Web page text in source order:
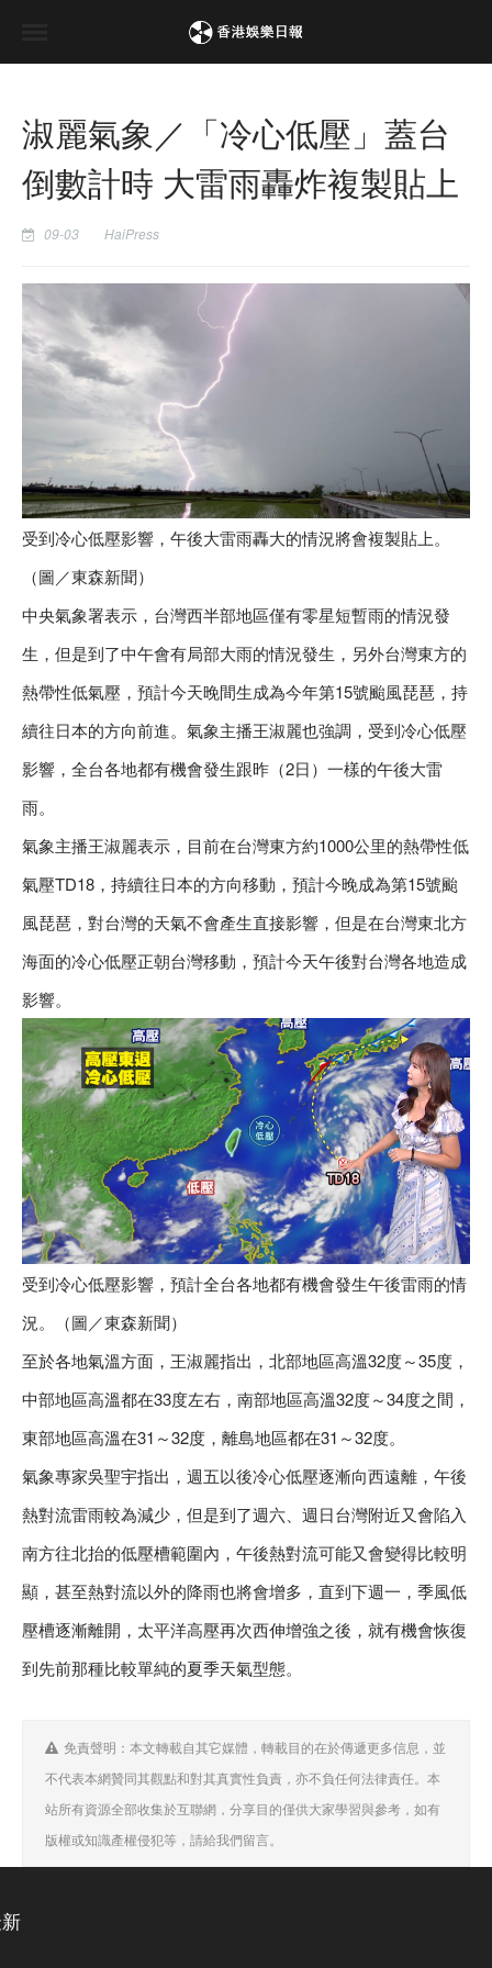
淑麗氣象／「冷心低壓」蓋台
倒數計時 大雷雨轟炸複製貼上
09-03 HaiPress
受到冷心低壓影響，午後大雷雨轟大的情況將會複製貼上。
（圖／東森新聞）
中央氣象署表示，台灣西半部地區僅有零星短暫雨的情況發
生，但是到了中午會有局部大雨的情況發生，另外台灣東方的
熱帶性低氣壓，預計今天晚間生成為今年第15號颱風琵琶，持
續往日本的方向前進。氣象主播王淑麗也強調，受到冷心低壓
影響，全台各地都有機會發生跟昨（2日）一樣的午後大雷
雨。
氣象主播王淑麗表示，目前在台灣東方約1000公里的熱帶性低
氣壓TD18，持續往日本的方向移動，預計今晚成為第15號颱
風琵琶，對台灣的天氣不會產生直接影響，但是在台灣東北方
海面的冷心低壓正朝台灣移動，預計今天午後對台灣各地造成
影響。
受到冷心低壓影響，預計全台各地都有機會發生午後雷雨的情
況。（圖／東森新聞）
至於各地氣溫方面，王淑麗指出，北部地區高溫32度～35度，
中部地區高溫都在33度左右，南部地區高溫32度～34度之間，
東部地區高溫在31～32度，離島地區都在31～32度。
氣象專家吳聖宇指出，週五以後冷心低壓逐漸向西遠離，午後
熱對流雷雨較為減少，但是到了週六、週日台灣附近又會陷入
南方往北抬的低壓槽範圍內，午後熱對流可能又會變得比較明
顯，甚至熱對流以外的降雨也將會增多，直到下週一，季風低
壓槽逐漸離開，太平洋高壓再次西伸增強之後，就有機會恢復
到先前那種比較單純的夏季天氣型態。
免責聲明：本文轉載自其它媒體，轉載目的在於傳遞更多信息，並
不代表本網贊同其觀點和對其真實性負責，亦不負任何法律責任。本
站所有資源全部收集於互聯網，分享目的僅供大家學習與參考，如有
版權或知識產權侵犯等，請給我們留言。